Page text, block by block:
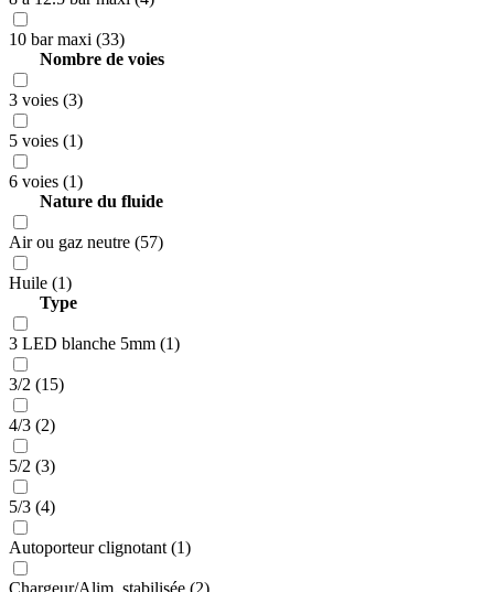
10 bar maxi (33)
Nombre de voies
3 voies (3)
5 voies (1)
6 voies (1)
Nature du fluide
Air ou gaz neutre (57)
Huile (1)
Type
3 LED blanche 5mm (1)
3/2 (15)
4/3 (2)
5/2 (3)
5/3 (4)
Autoporteur clignotant (1)
Chargeur/Alim. stabilisée (2)